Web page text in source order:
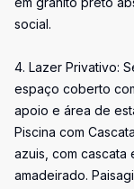
social.
4. Lazer Privativo:
espaço coberto
apoio e área de
Piscina com
azuis, com cascata
amadeirado.